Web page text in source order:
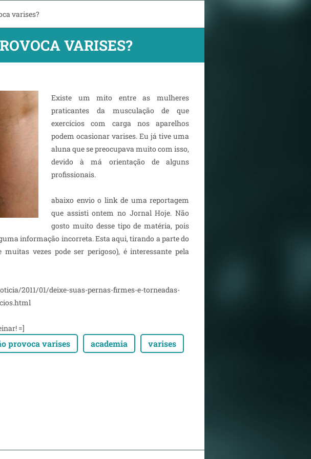
varises?
VARISES?
Existe um mito entre as mulheres
praticantes da musculação de que
exercícios com carga nos aparelhos
podem ocasionar varises. Eu já tive uma
aluna que se preocupava muito com isso,
devido à má orientação de alguns
profissionais.
abaixo envio o link de uma reportagem
que assisti ontem no Jornal Hoje. Não
gosto muito desse tipo de matéria, pois
informação incorreta. Esta aqui, tirando a parte do
vezes pode ser perigoso), é interessante pela
2011/01/deixe-suas-pernas-firmes-e-torneadas-
=]
provoca varises academia varises